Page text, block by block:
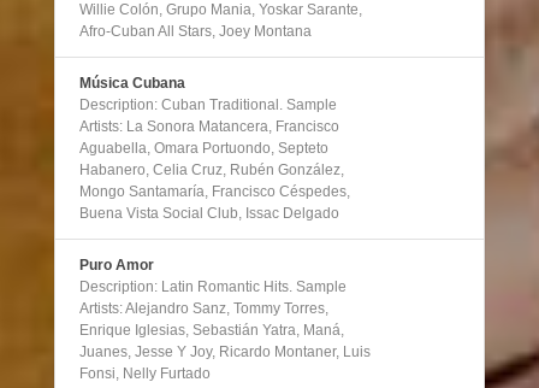
Willie Colón, Grupo Mania, Yoskar Sarante,
Afro-Cuban All Stars, Joey Montana
Música Cubana
Description: Cuban Traditional. Sample
Artists: La Sonora Matancera, Francisco
Aguabella, Omara Portuondo, Septeto
Habanero, Celia Cruz, Rubén González,
Mongo Santamaría, Francisco Céspedes,
Buena Vista Social Club, Issac Delgado
Puro Amor
Description: Latin Romantic Hits. Sample
Artists: Alejandro Sanz, Tommy Torres,
Enrique Iglesias, Sebastián Yatra, Maná,
Juanes, Jesse Y Joy, Ricardo Montaner, Luis
Fonsi, Nelly Furtado